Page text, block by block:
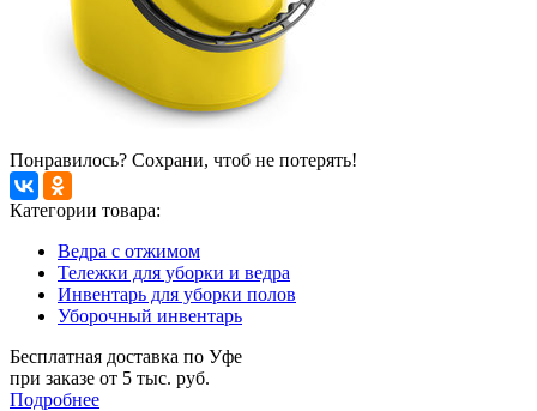
Понравилось? Сохрани, чтоб не потерять!
Категории товара:
Ведра с отжимом
Тележки для уборки и ведра
Инвентарь для уборки полов
Уборочный инвентарь
Бесплатная доставка по Уфе
при заказе от 5 тыс. руб.
Подробнее